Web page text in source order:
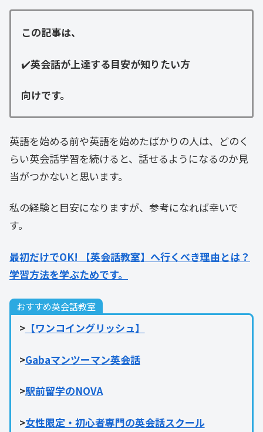
この記事は、
✔️英会話が上達する目安が知りたい方
向けです。
英語を始める前や英語を始めたばかりの人は、どのく
らい英会話学習を続けると、話せるようになるのか見
当がつかないと思います。
私の経験と目安になりますが、参考になれば幸いで
す。
最初だけでOK! 【英会話教室】へ行くべき理由とは？
学習方法を学ぶためです。
おすすめ英会話教室
>【ワンコイングリッシュ】
>Gabaマンツーマン英会話
>駅前留学のNOVA
>女性限定・初心者専門の英会話スクール